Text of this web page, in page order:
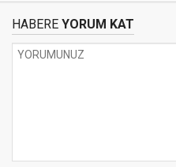
HABERE YORUM KAT